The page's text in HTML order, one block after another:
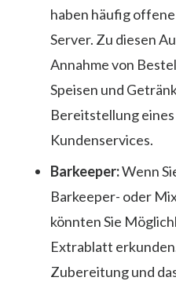
haben häufig
Server. Zu diesen
Annahme von
Speisen und
Bereitstellung
Kundenservices.
Barkeeper:Wenn
Barkeeper- oder
könnten Sie
Extrablatt
Zubereitung und